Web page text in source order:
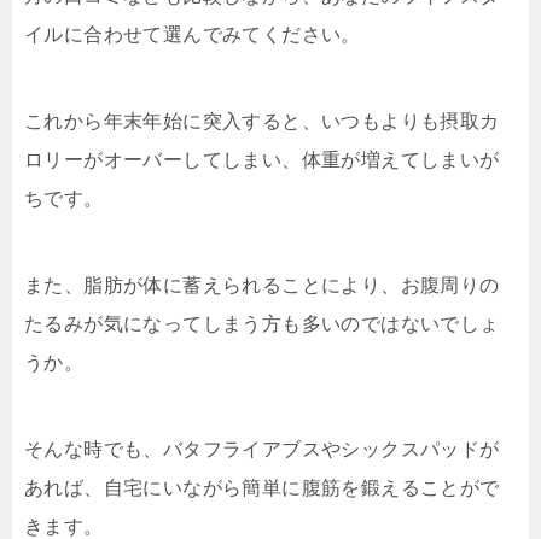
イルに合わせて選んでみてください。
これから年末年始に突入すると、いつもよりも摂取カ
ロリーがオーバーしてしまい、体重が増えてしまいが
ちです。
また、脂肪が体に蓄えられることにより、お腹周りの
たるみが気になってしまう方も多いのではないでしょ
うか。
そんな時でも、バタフライアブスやシックスパッドが
あれば、自宅にいながら簡単に腹筋を鍛えることがで
きます。